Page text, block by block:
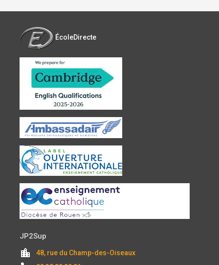
ÉcoleDirecte
JP2Sup
location_city 48, rue du Champ-des-Oiseaux